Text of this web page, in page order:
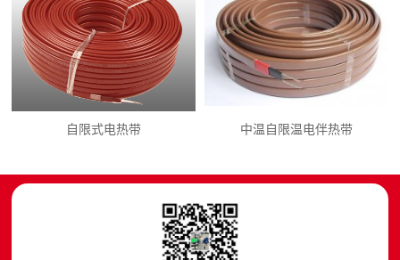
自限式电热带 中温自限温电伴热带